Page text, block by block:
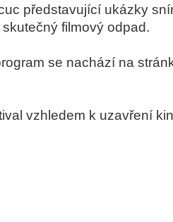
představující ukázky
filmový odpad.
se nachází na
vzhledem k uzavření